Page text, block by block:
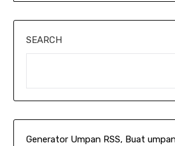
SEARCH
Generator Umpan RSS, Buat